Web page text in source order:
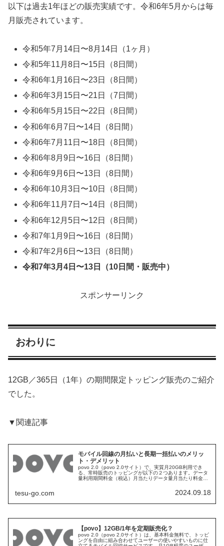
以下は過去1年ほどの販売実績です。令和6年5月からは毎
月販売されています。
令和5年7月14日〜8月14日（1ヶ月）
令和5年11月8日〜15日（8日間）
令和6年1月16日〜23日（8日間）
令和6年3月15日〜21日（7日間）
令和6年5月15日〜22日（8日間）
令和6年6月7日〜14日（8日間）
令和6年7月11日〜18日（8日間）
令和6年8月9日〜16日（8日間）
令和6年9月6日〜13日（8日間）
令和6年10月3日〜10日（8日間）
令和6年11月7日〜14日（8日間）
令和6年12月5日〜12日（8日間）
令和7年1月9日〜16日（8日間）
令和7年2月6日〜13日（8日間）
令和7年3月4日〜13日（10日間・販売中）
スポンサーリンク
おわりに
12GB／365日（1年）の期間限定トッピング販売のご紹介
でした。
▼関連記事
モバイル回線の月払いと長期一括払いのメリッ
ト・デメリット
povo 2.0（povo 2.0サイト）で、実質月20GB利用でき
る、常時販売のトッピングが以下の２つあります。データ
量利用期間料金（税込）月当たりデータ量月当たり料金
tesu-go.com 2024.09.18
【povo】12GB/1年を定期販売化？
povo 2.0（povo 2.0サイト）は、基本料金無料で、トッピ
ングを自由に組み合わせてユーザーの使いやすいものに仕